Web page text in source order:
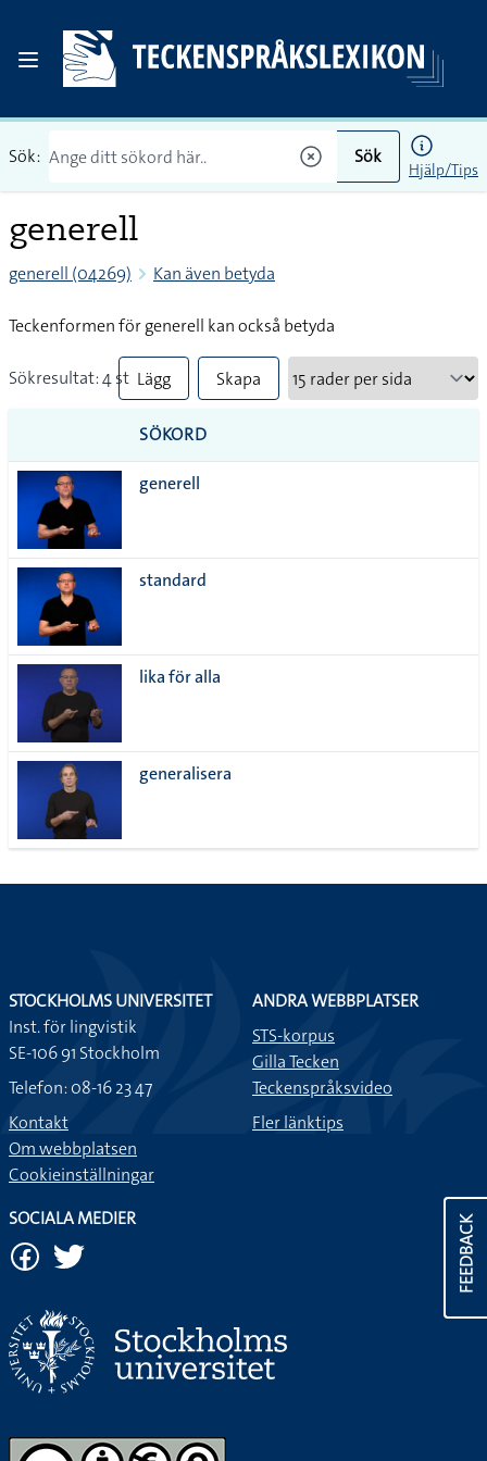
Sök: Sök
Hjälp/Tips
generell
generell (04269) Kan även betyda
Teckenformen för generell kan också betyda
Sökresultat: 4 st Lägg
till
alla i
Skapa
SÖKORD
generell
standard
lika för alla
generalisera
FEEDBACK
STOCKHOLMS UNIVERSITET
Inst. för lingvistik
SE-106 91 Stockholm
Telefon: 08-16 23 47
Kontakt
Om webbplatsen
Cookieinställningar
ANDRA WEBBPLATSER
STS-korpus
Gilla Tecken
Teckenspråksvideo
Fler länktips
SOCIALA MEDIER